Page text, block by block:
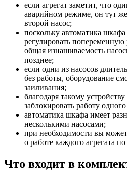
если агрегат заметит, что
аварийном режиме, он тут
второй насос;
поскольку автоматика
регулировать попеременную
общая изнашиваемость
позднее;
если одни из насосов
без работы, оборудование
заиливания;
благодаря такому
заблокировать работу
автоматика шкафа имеет
несколькими насосами;
при необходимости вы
о работе каждого агрегата
Что входит в